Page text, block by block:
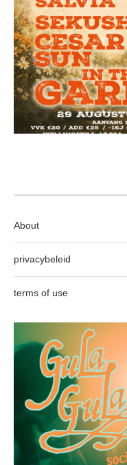
About
privacybeleid
terms of use